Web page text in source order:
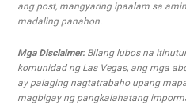
ang post, mangyaring ipaalam sa
madaling panahon.
Mga Disclaimer:Bilang lubos na
komunidad ng Las Vegas, ang mga
ay palaging nagtatrabaho upang
magbigay ng pangkalahatang